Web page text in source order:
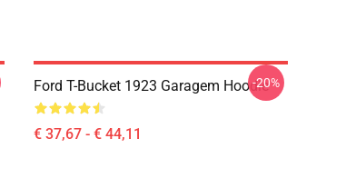
Ford T-Bucket 1923 Garagem Hoodie
€ 37,67 - € 44,11
-20%